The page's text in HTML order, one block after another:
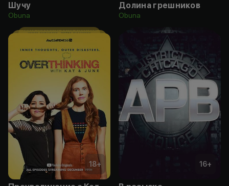
Шучу
Obuna
Долина грешников
Obuna
18+ 16+